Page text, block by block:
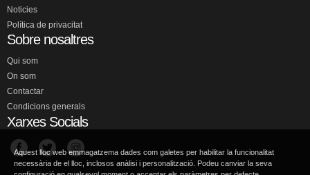
Noticies
Política de privacitat
Sobre nosaltres
Qui som
On som
Contactar
Condicions generals
Xarxes Socials
Aquest lloc web emmagatzema dades com galetes per habilitar la funcionalitat
necessària de el lloc, inclosos anàlisi i personalització. Podeu canviar la seva